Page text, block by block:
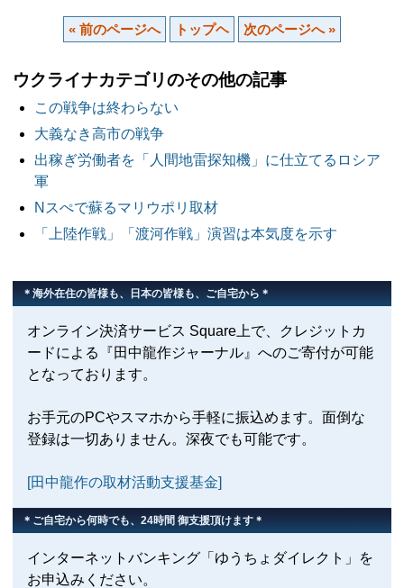
« 前のページへ トップヘ 次のページへ »
ウクライナカテゴリのその他の記事
この戦争は終わらない
大義なき高市の戦争
出稼ぎ労働者を「人間地雷探知機」に仕立てるロシア
軍
Nスぺで蘇るマリウポリ取材
「上陸作戦」「渡河作戦」演習は本気度を示す
＊海外在住の皆様も、日本の皆様も、ご自宅から＊
オンライン決済サービス Square上で、クレジットカ
ードによる『田中龍作ジャーナル』へのご寄付が可能
となっております。
お手元のPCやスマホから手軽に振込めます。面倒な
登録は一切ありません。深夜でも可能です。
[田中龍作の取材活動支援基金]
＊ご自宅から何時でも、24時間 御支援頂けます＊
インターネットバンキング「ゆうちょダイレクト」を
お申込みください。